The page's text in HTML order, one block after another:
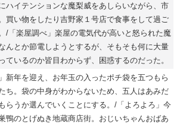
ハイテンションな魔梨威をあしらいながら、市
買い物をしたり吉野家１号店で食事をして過ご
/「楽屋調べ」楽屋の電気代が高いと怒られた魔
んとか節電しようとするが、そもそも何に大量
ているのか皆目わからず、困惑するのだった。
新年を迎え、お年玉の入ったポチ袋を五つもら
ち。袋の中身がわからないため、五人はあみだ
らうか選んでいくことにする。/「よろよろ」今
鴨のとげぬき地蔵商店街。おじいちゃんおばあ